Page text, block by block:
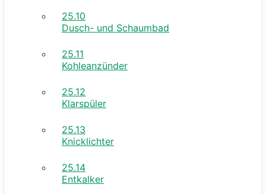
25.10
Dusch- und Schaumbad
25.11
Kohleanzünder
25.12
Klarspüler
25.13
Knicklichter
25.14
Entkalker